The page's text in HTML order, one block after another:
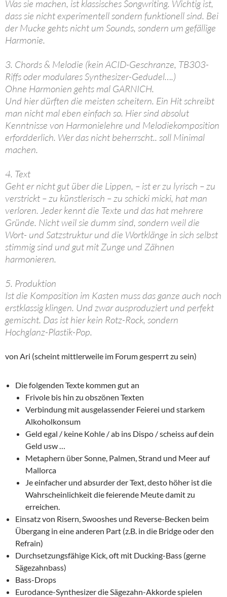
Was sie machen, ist klassisches Songwriting. Wichtig ist,
dass sie nicht experimentell sondern funktionell sind. Bei
der Mucke gehts nicht um Sounds, sondern um gefällige
Harmonie.
3. Chords & Melodie (kein ACID-Geschranze, TB303-
Riffs oder modulares Synthesizer-Gedudel….)
Ohne Harmonien gehts mal GARNICH.
Und hier dürften die meisten scheitern. Ein Hit schreibt
man nicht mal eben einfach so. Hier sind absolut
Kenntnisse von Harmonielehre und Melodiekomposition
erfordderlich. Wer das nicht beherrscht.. soll Minimal
machen.
4. Text
Geht er nicht gut über die Lippen, – ist er zu lyrisch – zu
verstrickt – zu künstlerisch – zu schicki micki, hat man
verloren. Jeder kennt die Texte und das hat mehrere
Gründe. Nicht weil sie dumm sind, sondern weil die
Wort- und Satzstruktur und die Wortklänge in sich selbst
stimmig sind und gut mit Zunge und Zähnen
harmonieren.
5. Produktion
Ist die Komposition im Kasten muss das ganze auch noch
erstklassig klingen. Und zwar ausproduziert und perfekt
gemischt. Das ist hier kein Rotz-Rock, sondern
Hochglanz-Plastik-Pop.
von Ari (scheint mittlerweile im Forum gesperrt zu sein)
Die folgenden Texte kommen gut an
Frivole bis hin zu obszönen Texten
Verbindung mit ausgelassender Feierei und starkem
Alkoholkonsum
Geld egal / keine Kohle / ab ins Dispo / scheiss auf dein
Geld usw …
Metaphern über Sonne, Palmen, Strand und Meer auf
Mallorca
Je einfacher und absurder der Text, desto höher ist die
Wahrscheinlichkeit die feierende Meute damit zu
erreichen.
Einsatz von Risern, Swooshes und Reverse-Becken beim
Übergang in eine anderen Part (z.B. in die Bridge oder den
Refrain)
Durchsetzungsfähige Kick, oft mit Ducking-Bass (gerne
Sägezahnbass)
Bass-Drops
Eurodance-Synthesizer die Sägezahn-Akkorde spielen